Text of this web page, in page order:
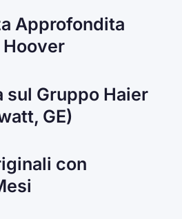
Approfondita
Hoover
sul Gruppo Haier
GE)
con